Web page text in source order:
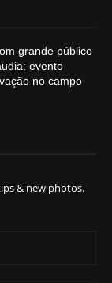
grande público
evento
no campo
& new photos.